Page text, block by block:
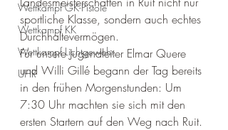
Wettkampf GK-Pistole
Wettkampf KK
Wettkampf Lichtgewehr
UHR
sportliche Klasse, sondern auch echtes
Durchhaltevermögen.
Für unsere Jugendleiter Elmar Quere
und Willi Gillé begann der Tag bereits
in den frühen Morgenstunden: Um
7:30 Uhr machten sie sich mit den
ersten Startern auf den Weg nach Ruit.